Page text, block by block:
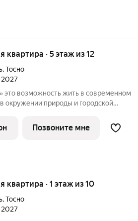
квартира · 5 этаж из 12
,Тосно
2027
окружении природы и городской
жизни, отдыха и хранения всего
Позвоните мне
квартира · 1 этаж из 10
,Тосно
2027